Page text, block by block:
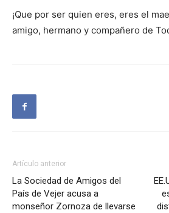
¡Que por ser quien eres, eres el
amigo, hermano y compañero de
Artículo anterior
La Sociedad de Amigos del
País de Vejer acusa a
monseñor Zornoza de llevarse